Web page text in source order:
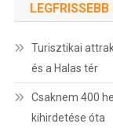
LEGFRISSEBB
Turisztikai
és a Halas tér
Csaknem 400
kihirdetése óta